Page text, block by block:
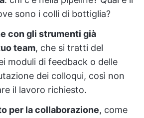
sono i colli di bottiglia?
con gli strumenti già
team, che si tratti del
moduli di feedback o delle
dei colloqui, così non
il lavoro richiesto.
per la collaborazione, come